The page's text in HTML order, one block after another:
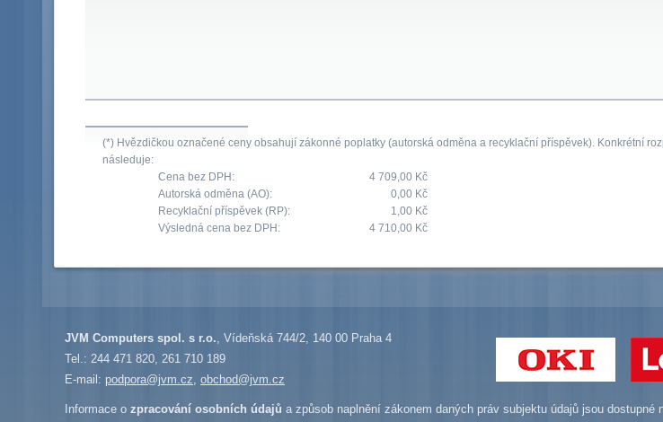
(*) Hvězdičkou označené ceny obsahují zákonné poplatky (autorská odměna a recyklační příspěvek). Konkrétní
následuje:
Cena bez DPH:
4 709,00 Kč
Autorská odměna (AO):
0,00 Kč
Recyklační příspěvek (RP):
1,00 Kč
Výsledná cena bez DPH:
4 710,00 Kč
JVM Computers spol. s r.o., Vídeňská 744/2, 140 00 Praha 4
Tel.: 244 471 820, 261 710 189
E-mail: podpora@jvm.cz, obchod@jvm.cz
Informace o zpracování osobních údajů a způsob naplnění zákonem daných práv subjektu údajů jsou dostupné